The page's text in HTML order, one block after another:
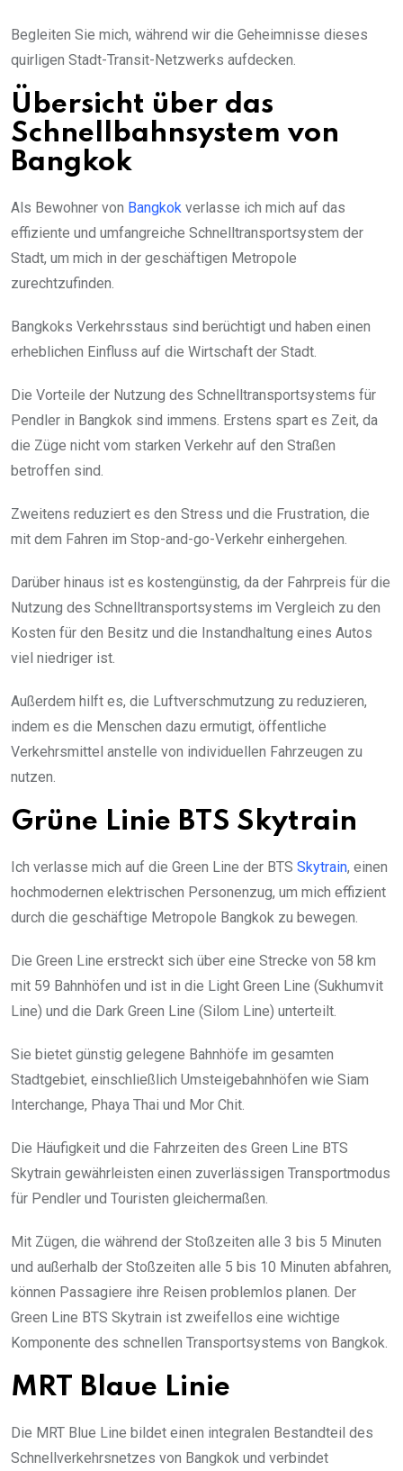
Begleiten Sie mich, während wir die Geheimnisse dieses
quirligen Stadt-Transit-Netzwerks aufdecken.
Übersicht über das
Schnellbahnsystem von
Bangkok
Als Bewohner von Bangkok verlasse ich mich auf das
effiziente und umfangreiche Schnelltransportsystem der
Stadt, um mich in der geschäftigen Metropole
zurechtzufinden.
Bangkoks Verkehrsstaus sind berüchtigt und haben einen
erheblichen Einfluss auf die Wirtschaft der Stadt.
Die Vorteile der Nutzung des Schnelltransportsystems für
Pendler in Bangkok sind immens. Erstens spart es Zeit, da
die Züge nicht vom starken Verkehr auf den Straßen
betroffen sind.
Zweitens reduziert es den Stress und die Frustration, die
mit dem Fahren im Stop-and-go-Verkehr einhergehen.
Darüber hinaus ist es kostengünstig, da der Fahrpreis für die
Nutzung des Schnelltransportsystems im Vergleich zu den
Kosten für den Besitz und die Instandhaltung eines Autos
viel niedriger ist.
Außerdem hilft es, die Luftverschmutzung zu reduzieren,
indem es die Menschen dazu ermutigt, öffentliche
Verkehrsmittel anstelle von individuellen Fahrzeugen zu
nutzen.
Grüne Linie BTS Skytrain
Ich verlasse mich auf die Green Line der BTS Skytrain, einen
hochmodernen elektrischen Personenzug, um mich effizient
durch die geschäftige Metropole Bangkok zu bewegen.
Die Green Line erstreckt sich über eine Strecke von 58 km
mit 59 Bahnhöfen und ist in die Light Green Line (Sukhumvit
Line) und die Dark Green Line (Silom Line) unterteilt.
Sie bietet günstig gelegene Bahnhöfe im gesamten
Stadtgebiet, einschließlich Umsteigebahnhöfen wie Siam
Interchange, Phaya Thai und Mor Chit.
Die Häufigkeit und die Fahrzeiten des Green Line BTS
Skytrain gewährleisten einen zuverlässigen Transportmodus
für Pendler und Touristen gleichermaßen.
Mit Zügen, die während der Stoßzeiten alle 3 bis 5 Minuten
und außerhalb der Stoßzeiten alle 5 bis 10 Minuten abfahren,
können Passagiere ihre Reisen problemlos planen. Der
Green Line BTS Skytrain ist zweifellos eine wichtige
Komponente des schnellen Transportsystems von Bangkok.
MRT Blaue Linie
Die MRT Blue Line bildet einen integralen Bestandteil des
Schnellverkehrsnetzes von Bangkok und verbindet